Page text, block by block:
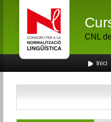
CNL
Inici